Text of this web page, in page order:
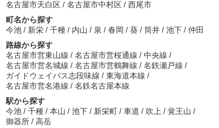
名古屋市天白区 / 名古屋市中村区 / 西尾市
町名から探す
今池 / 新栄 / 千種 / 内山 / 泉 / 春岡 / 葵 / 筒井 / 池下 / 仲田
路線から探す
名古屋市営東山線 / 名古屋市営桜通線 / 中央線 /
名古屋市営名城線 / 名古屋市営鶴舞線 / 名鉄瀬戸線 /
ガイドウェイバス志段味線 / 東海道本線 /
名古屋市営名港線 / 名鉄名古屋本線
駅から探す
今池 / 千種 / 本山 / 池下 / 新栄町 / 車道 / 吹上 / 覚王山 /
御器所 / 高岳